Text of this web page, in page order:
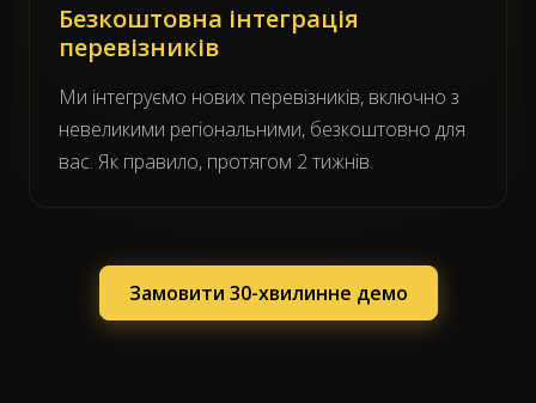
Безкоштовна інтеграція
перевізників
Ми інтегруємо нових перевізників, включно з
невеликими регіональними, безкоштовно для
вас. Як правило, протягом 2 тижнів.
Замовити 30-хвилинне демо